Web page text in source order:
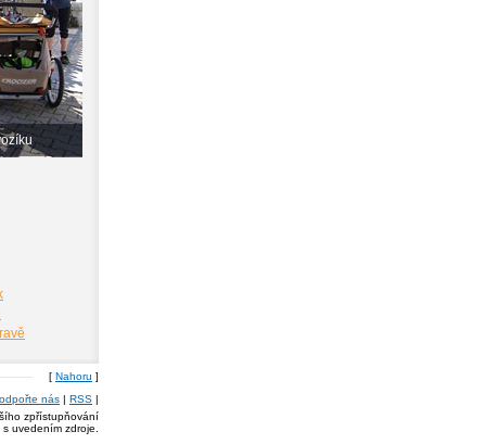
[ Nahoru ]
nás | RSS |
zpřístupňování
uvedením zdroje.